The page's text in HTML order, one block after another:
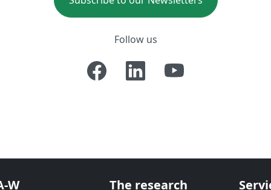
Follow us
W The research